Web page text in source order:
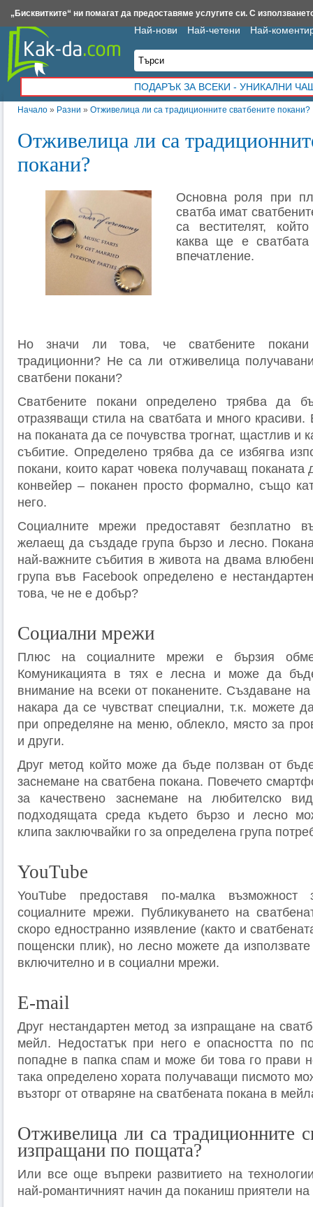
Начало » Разни » Отживелица ли са традиционните сватбените покани?
Отживелица ли са
покани?
Основна роля при
сватба имат
са вестителят,
каква ще е
впечатление.
Но значи ли това, че сватбените
традиционни? Не са ли отживелица
сватбени покани?
Сватбените покани определено трябва да
отразяващи стила на сватбата и много красиви.
на поканата да се почувства трогнат, щастлив и
събитие. Определено трябва да се избягва
покани, които карат човека получаващ поканата
конвейер – поканен просто формално, също
него.
Социалните мрежи предоставят безплатно
желаещ да създаде група бързо и лесно.
най-важните събития в живота на двама
група във Facebook определено е
това, че не е добър?
Социални мрежи
Плюс на социалните мрежи е бързия
Комуникацията в тях е лесна и може да
внимание на всеки от поканените. Създаване на
накара да се чувстват специални, т.к. можете
при определяне на меню, облекло, място за
и други.
Друг метод който може да бъде ползван от
заснемане на сватбена покана. Повечето
за качествено заснемане на любителско
подходящата среда където бързо и лесно
клипа заключвайки го за определена група
YouTube
YouTube предоставя по-малка възможност
социалните мрежи. Публикуването на
скоро едностранно изявление (както и
пощенски плик), но лесно можете да
включително и в социални мрежи.
E-mail
Друг нестандартен метод за изпращане на
мейл. Недостатък при него е опасността по
попадне в папка спам и може би това го прави
така определено хората получаващи писмото
възторг от отваряне на сватбената покана в
Отживелица ли са традиционните
изпращани по пощата?
Или все още въпреки развитието на
най-романтичният начин да поканиш приятели на
Най-нови Най-четени Най-
ПОДАРЪК ЗА ВСЕКИ - УНИКАЛНИ
Insert.bg Framar.bg Kak-da.com Iztochnik.com BauBau.bg NewAge.bg
„Бисквитките“ ни помагат да предоставяме услугите си. С